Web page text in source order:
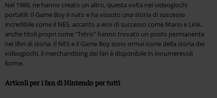
Nel 1989, ne hanno creato un altro, questa volta nei videogiochi
portatili: Il Game Boy è nato e ha vissuto una storia di successo
incredibile come il NES, accanto a eroi di successo come Mario e Link,
anche titoli propri come "Tetris" hanno trovato un posto permanente
nei libri di storia. Il NES e il Game Boy sono ormai icone della storia dei
videogiochi, il merchandising dei fan è disponibile in innumerevoli
forme.
Articoli per i fan di Nintendo per tutti